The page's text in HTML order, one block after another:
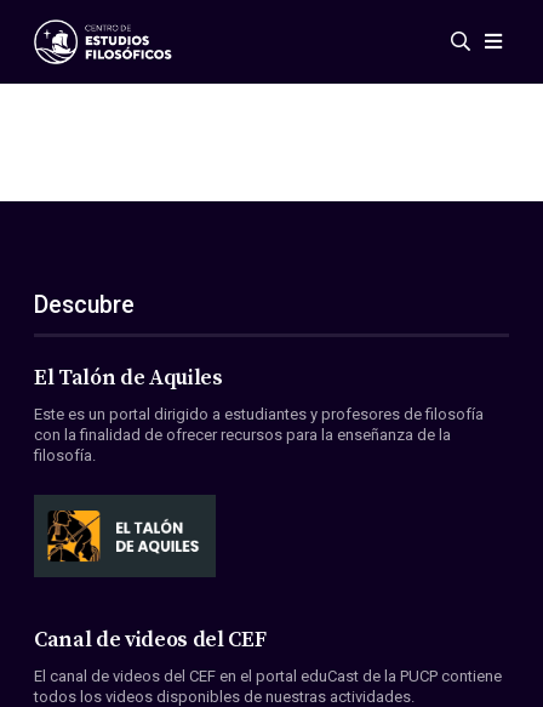
Eventos
ES
EN
Acerca de nosotros
Miembros
Convenios
Descubre
El Talón de Aquiles
Este es un portal dirigido a estudiantes y profesores de filosofía
con la finalidad de ofrecer recursos para la enseñanza de la
filosofía.
Canal de videos del CEF
El canal de videos del CEF en el portal eduCast de la PUCP contiene
todos los videos disponibles de nuestras actividades.